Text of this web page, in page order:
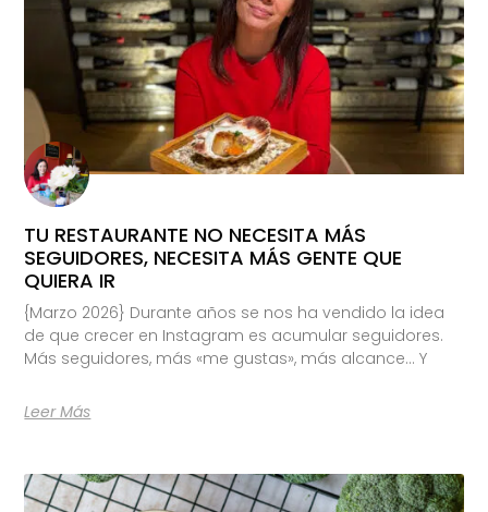
TU RESTAURANTE NO NECESITA MÁS
SEGUIDORES, NECESITA MÁS GENTE QUE
QUIERA IR
{Marzo 2026} Durante años se nos ha vendido la idea
de que crecer en Instagram es acumular seguidores.
Más seguidores, más «me gustas», más alcance… Y
Leer Más